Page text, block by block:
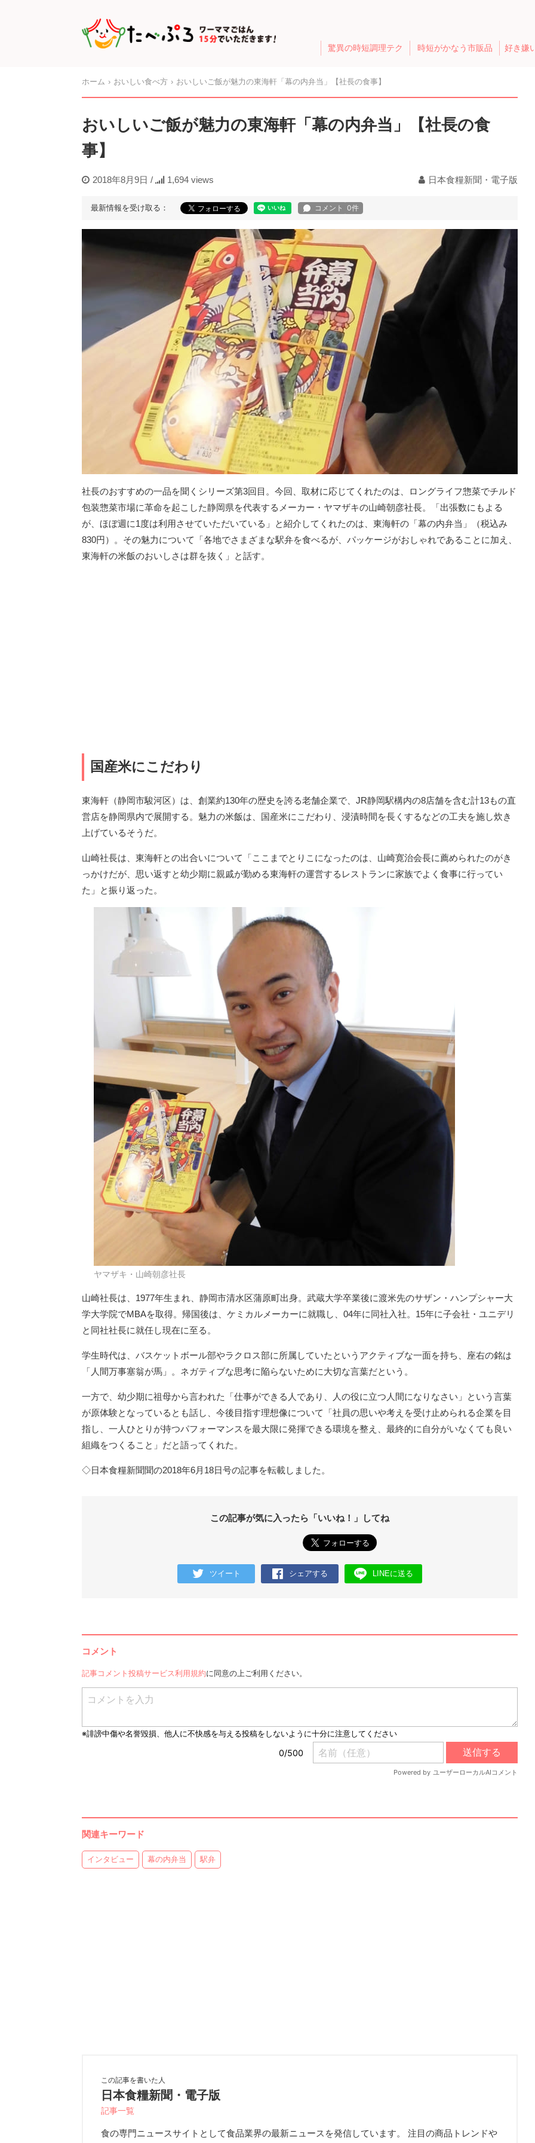
驚異の時短調理テク 時短がかなう市販品 好き嫌
ホーム おいしい食べ方 おいしいご飯が魅力の東海軒「幕の内弁当」【社長の食事】
おいしいご飯が魅力の東海軒「幕の内弁当」【社長の食
事】
2018年8月9日 / 1,694 views 日本食糧新聞・電子版
最新情報を受け取る：
社長のおすすめの一品を聞くシリーズ第3回目。今回、取材に応じてくれたのは、ロングライフ惣菜でチルド
包装惣菜市場に革命を起こした静岡県を代表するメーカー・ヤマザキの山崎朝彦社長。「出張数にもよる
が、ほぼ週に1度は利用させていただいている」と紹介してくれたのは、東海軒の「幕の内弁当」（税込み
830円）。その魅力について「各地でさまざまな駅弁を食べるが、パッケージがおしゃれであることに加え、
東海軒の米飯のおいしさは群を抜く」と話す。
国産米にこだわり
東海軒（静岡市駿河区）は、創業約130年の歴史を誇る老舗企業で、JR静岡駅構内の8店舗を含む計13もの直
営店を静岡県内で展開する。魅力の米飯は、国産米にこだわり、浸漬時間を長くするなどの工夫を施し炊き
上げているそうだ。
山崎社長は、東海軒との出合いについて「ここまでとりこになったのは、山崎寛治会長に薦められたのがき
っかけだが、思い返すと幼少期に親戚が勤める東海軒の運営するレストランに家族でよく食事に行ってい
た」と振り返った。
ヤマザキ・山崎朝彦社長
山崎社長は、1977年生まれ、静岡市清水区蒲原町出身。武蔵大学卒業後に渡米先のサザン・ハンプシャー大
学大学院でMBAを取得。帰国後は、ケミカルメーカーに就職し、04年に同社入社。15年に子会社・ユニデリ
と同社社長に就任し現在に至る。
学生時代は、バスケットボール部やラクロス部に所属していたというアクティブな一面を持ち、座右の銘は
「人間万事塞翁が馬」。ネガティブな思考に陥らないために大切な言葉だという。
一方で、幼少期に祖母から言われた「仕事ができる人であり、人の役に立つ人間になりなさい」という言葉
が原体験となっているとも話し、今後目指す理想像について「社員の思いや考えを受け止められる企業を目
指し、一人ひとりが持つパフォーマンスを最大限に発揮できる環境を整え、最終的に自分がいなくても良い
組織をつくること」だと語ってくれた。
◇日本食糧新聞聞の2018年6月18日号の記事を転載しました。
この記事が気に入ったら「いいね！」してね
ツイート シェアする LINEに送る
コメント
記事コメント投稿サービス利用規約に同意の上ご利用ください。
関連キーワード
インタビュー 幕の内弁当 駅弁
この記事を書いた人
日本食糧新聞・電子版
記事一覧
食の専門ニュースサイトとして食品業界の最新ニュースを発信しています。 注目の商品トレンドや